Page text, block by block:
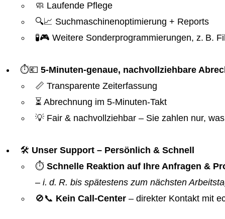
🧼 Laufende Pflege
🔍📈 Suchmaschinenoptimierung + Reports
🧪🎮 Weitere Sonderprogrammierungen, z. B.
⏱️💶 5-Minuten-genaue, nachvollziehbare
📏 Transparente Zeiterfassung
⏳ Abrechnung im 5-Minuten-Takt
💡 Fair & nachvollziehbar – Sie zahlen nur,
🛠️ Unser Support – Persönlich & Schnell
⏱️ Schnelle Reaktion auf Ihre Anfragen &
– i. d. R. bis spätestens zum nächsten
🚫📞 Kein Call-Center – direkter Kontakt mit